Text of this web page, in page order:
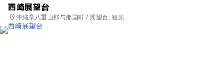
西崎展望台
沖縄県八重山郡与那国町 / 展望台, 観光